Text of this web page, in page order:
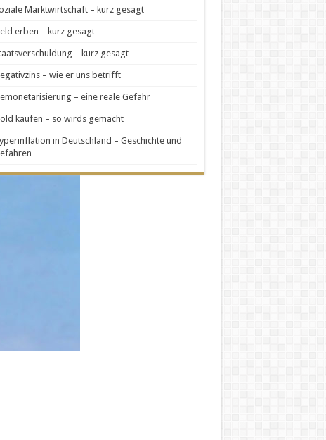
Marktwirtschaft – kurz gesagt
erben – kurz gesagt
– kurz gesagt
– wie er uns betrifft
– eine reale Gefahr
kaufen – so wirds gemacht
in Deutschland – Geschichte und